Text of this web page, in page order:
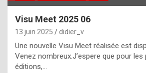
t
t
Visu Meet 2025 06
13 juin 2025 didier_v
Une nouvelle Visu Meet réalisée est
Venez nombreux.J’espere que pour les
éditions,…